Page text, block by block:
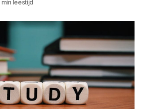
min leestijd